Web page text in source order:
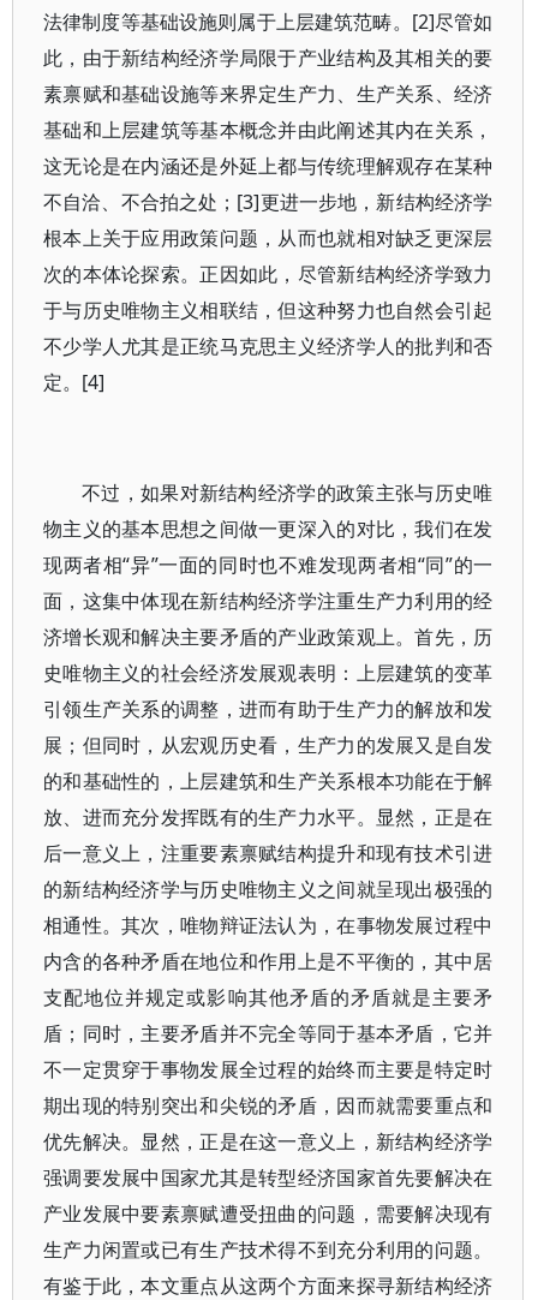
法律制度等基础设施则属于上层建筑范畴。[2]尽管如
此，由于新结构经济学局限于产业结构及其相关的要
素禀赋和基础设施等来界定生产力、生产关系、经济
基础和上层建筑等基本概念并由此阐述其内在关系，
这无论是在内涵还是外延上都与传统理解观存在某种
不自洽、不合拍之处；[3]更进一步地，新结构经济学
根本上关于应用政策问题，从而也就相对缺乏更深层
次的本体论探索。正因如此，尽管新结构经济学致力
于与历史唯物主义相联结，但这种努力也自然会引起
不少学人尤其是正统马克思主义经济学人的批判和否
定。[4]
不过，如果对新结构经济学的政策主张与历史唯
物主义的基本思想之间做一更深入的对比，我们在发
现两者相“异”一面的同时也不难发现两者相“同”的一
面，这集中体现在新结构经济学注重生产力利用的经
济增长观和解决主要矛盾的产业政策观上。首先，历
史唯物主义的社会经济发展观表明：上层建筑的变革
引领生产关系的调整，进而有助于生产力的解放和发
展；但同时，从宏观历史看，生产力的发展又是自发
的和基础性的，上层建筑和生产关系根本功能在于解
放、进而充分发挥既有的生产力水平。显然，正是在
后一意义上，注重要素禀赋结构提升和现有技术引进
的新结构经济学与历史唯物主义之间就呈现出极强的
相通性。其次，唯物辩证法认为，在事物发展过程中
内含的各种矛盾在地位和作用上是不平衡的，其中居
支配地位并规定或影响其他矛盾的矛盾就是主要矛
盾；同时，主要矛盾并不完全等同于基本矛盾，它并
不一定贯穿于事物发展全过程的始终而主要是特定时
期出现的特别突出和尖锐的矛盾，因而就需要重点和
优先解决。显然，正是在这一意义上，新结构经济学
强调要发展中国家尤其是转型经济国家首先要解决在
产业发展中要素禀赋遭受扭曲的问题，需要解决现有
生产力闲置或已有生产技术得不到充分利用的问题。
有鉴于此，本文重点从这两个方面来探寻新结构经济